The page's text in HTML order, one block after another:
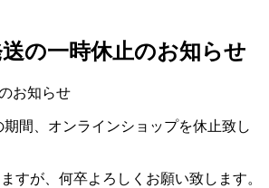
送の一時休止のお知らせ
お知らせ
期間、オンラインショップを休止致し
すが、何卒よろしくお願い致します。